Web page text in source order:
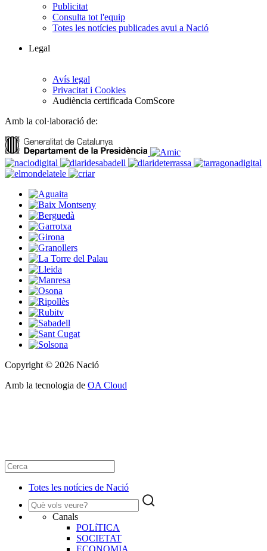
Publicitat
Consulta tot l'equip
Totes les notícies publicades avui a Nació
Legal
Avís legal
Privacitat i Cookies
Audiència certificada ComScore
Amb la col·laboració de:
Copyright © 2026 Nació
Amb la tecnologia de OA Cloud
Totes les notícies de Nació
Canals
POLíTICA
SOCIETAT
ECONOMIA